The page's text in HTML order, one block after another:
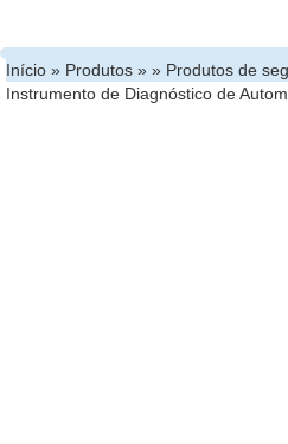
Início » Produtos » » Produtos de
Instrumento de Diagnóstico de